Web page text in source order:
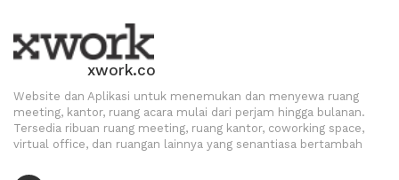
xwork.co
Website dan Aplikasi untuk menemukan dan menyewa ruang
meeting, kantor, ruang acara mulai dari perjam hingga bulanan.
Tersedia ribuan ruang meeting, ruang kantor, coworking space,
virtual office, dan ruangan lainnya yang senantiasa bertambah